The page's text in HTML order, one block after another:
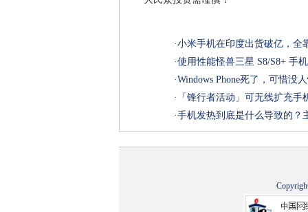
·小米手机在印度出货破亿，全
·使用性能怪兽三星 S8/S8+ 手
·Windows Phone死了，可惜没
·
「锋行者活动」可无线扩充手
·手机发热到底是什么导致的？